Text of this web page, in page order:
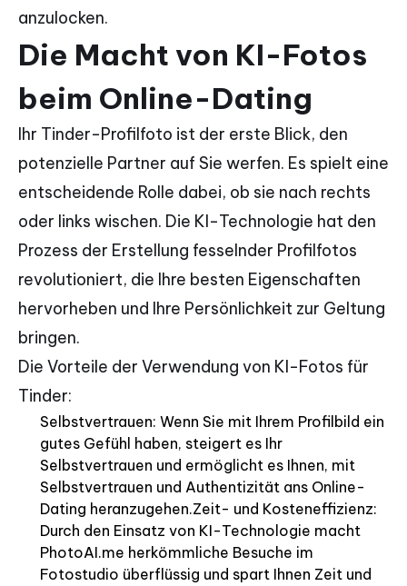
anzulocken.
Die Macht von KI-Fotos
beim Online-Dating
Ihr Tinder-Profilfoto ist der erste Blick, den
potenzielle Partner auf Sie werfen. Es spielt eine
entscheidende Rolle dabei, ob sie nach rechts
oder links wischen. Die KI-Technologie hat den
Prozess der Erstellung fesselnder Profilfotos
revolutioniert, die Ihre besten Eigenschaften
hervorheben und Ihre Persönlichkeit zur Geltung
bringen.
Die Vorteile der Verwendung von KI-Fotos für
Tinder:
Selbstvertrauen: Wenn Sie mit Ihrem Profilbild ein
gutes Gefühl haben, steigert es Ihr
Selbstvertrauen und ermöglicht es Ihnen, mit
Selbstvertrauen und Authentizität ans Online-
Dating heranzugehen.Zeit- und Kosteneffizienz:
Durch den Einsatz von KI-Technologie macht
PhotoAI.me herkömmliche Besuche im
Fotostudio überflüssig und spart Ihnen Zeit und